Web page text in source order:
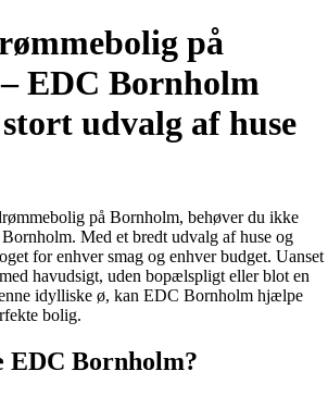
på
EDC Bornholm
udvalg af huse
på Bornholm, behøver du ikke
Med et bredt udvalg af huse og
for enhver smag og enhver budget. Uanset
havudsigt, uden bopælspligt eller blot en
idylliske ø, kan EDC Bornholm hjælpe
bolig.
Bornholm?